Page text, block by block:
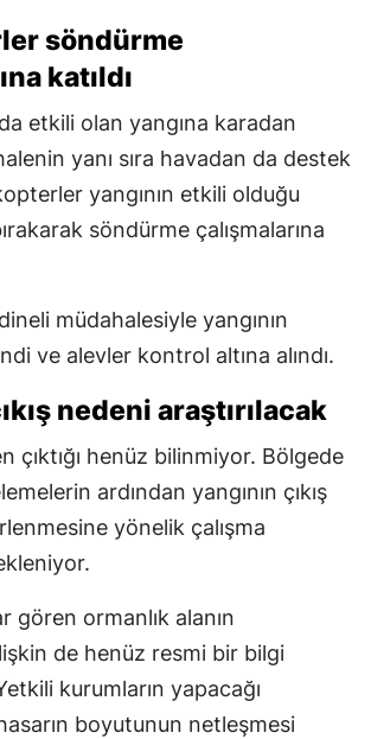
söndürme
katıldı
etkili olan yangına karadan
yanı sıra havadan da destek
yangının etkili olduğu
söndürme çalışmalarına
müdahalesiyle yangının
ve alevler kontrol altına alındı.
nedeni araştırılacak
çıktığı henüz bilinmiyor. Bölgede
ardından yangının çıkış
yönelik çalışma
gören ormanlık alanın
de henüz resmi bir bilgi
kurumların yapacağı
boyutunun netleşmesi